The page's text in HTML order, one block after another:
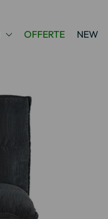
OFFERTE NEW